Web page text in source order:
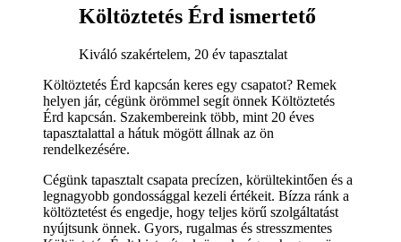
Költöztetés Érd ismertető
Kiváló szakértelem, 20 év tapasztalat
Költöztetés Érd kapcsán keres egy csapatot? Remek
helyen jár, cégünk örömmel segít önnek Költöztetés
Érd kapcsán. Szakembereink több, mint 20 éves
tapasztalattal a hátuk mögött állnak az ön
rendelkezésére.
Cégünk tapasztalt csapata precízen, körültekintően és a
legnagyobb gondossággal kezeli értékeit. Bízza ránk a
költöztetést és engedje, hogy teljes körű szolgáltatást
nyújtsunk önnek. Gyors, rugalmas és stresszmentes